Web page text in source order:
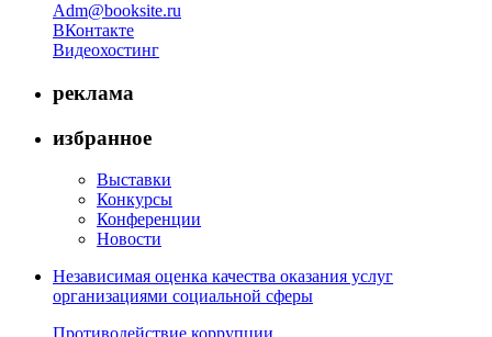
Adm@booksite.ru
ВКонтакте
Видеохостинг
реклама
избранное
Выставки
Конкурсы
Конференции
Новости
Независимая оценка качества оказания услуг
организациями социальной сферы